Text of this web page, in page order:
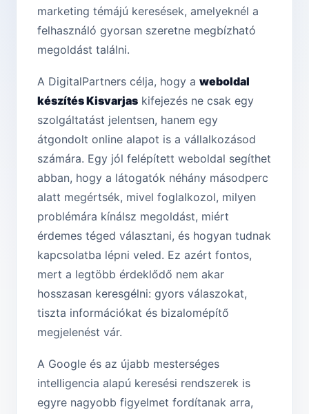
marketing témájú keresések, amelyeknél a
felhasználó gyorsan szeretne megbízható
megoldást találni.
A DigitalPartners célja, hogy a weboldal
készítés Kisvarjas kifejezés ne csak egy
szolgáltatást jelentsen, hanem egy
átgondolt online alapot is a vállalkozásod
számára. Egy jól felépített weboldal segíthet
abban, hogy a látogatók néhány másodperc
alatt megértsék, mivel foglalkozol, milyen
problémára kínálsz megoldást, miért
érdemes téged választani, és hogyan tudnak
kapcsolatba lépni veled. Ez azért fontos,
mert a legtöbb érdeklődő nem akar
hosszasan keresgélni: gyors válaszokat,
tiszta információkat és bizalomépítő
megjelenést vár.
A Google és az újabb mesterséges
intelligencia alapú keresési rendszerek is
egyre nagyobb figyelmet fordítanak arra,